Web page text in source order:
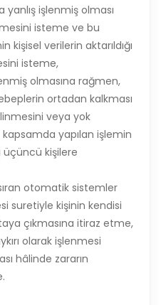
yanlış işlenmiş olması
isteme ve bu
kişisel verilerin aktarıldığı
isteme,
olmasına rağmen,
ortadan kalkması
veya yok
yapılan işlemin
üçüncü kişilere
otomatik sistemler
suretiyle kişinin kendisi
çıkmasına itiraz etme,
olarak işlenmesi
hâlinde zararın